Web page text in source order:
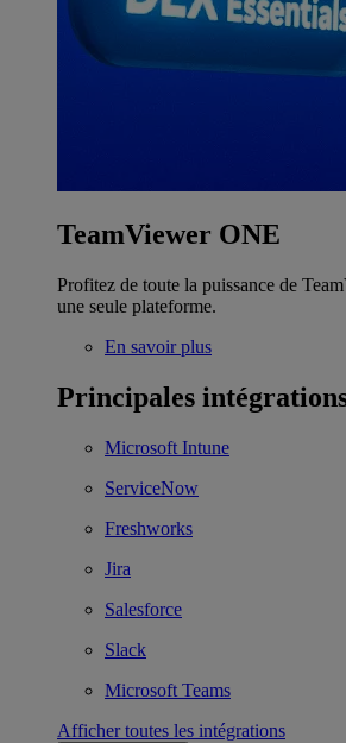
TeamViewer ONE
Profitez de toute la puissance de
une seule plateforme.
En savoir plus
Principales
Microsoft Intune
ServiceNow
Freshworks
Jira
Salesforce
Slack
Microsoft Teams
Afficher toutes les intégrations